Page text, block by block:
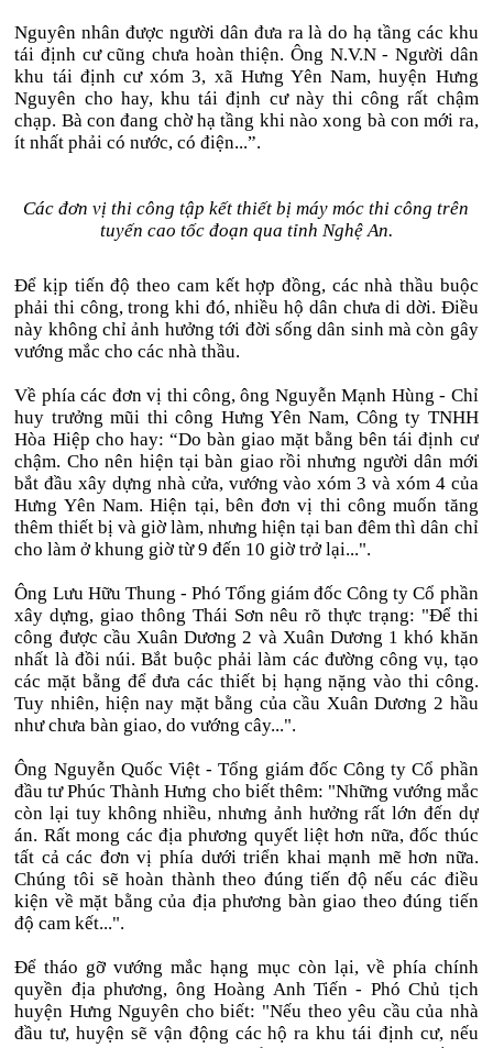
Nguyên nhân được người dân đưa ra là do hạ tầng các khu
tái định cư cũng chưa hoàn thiện. Ông N.V.N - Người dân
khu tái định cư xóm 3, xã Hưng Yên Nam, huyện Hưng
Nguyên cho hay, khu tái định cư này thi công rất chậm
chạp. Bà con đang chờ hạ tầng khi nào xong bà con mới ra,
ít nhất phải có nước, có điện...”.
Các đơn vị thi công tập kết thiết bị máy móc thi công trên
tuyến cao tốc đoạn qua tỉnh Nghệ An.
Để kịp tiến độ theo cam kết hợp đồng, các nhà thầu buộc
phải thi công, trong khi đó, nhiều hộ dân chưa di dời. Điều
này không chỉ ảnh hưởng tới đời sống dân sinh mà còn gây
vướng mắc cho các nhà thầu.
Về phía các đơn vị thi công, ông Nguyễn Mạnh Hùng - Chỉ
huy trưởng mũi thi công Hưng Yên Nam, Công ty TNHH
Hòa Hiệp cho hay: “Do bàn giao mặt bằng bên tái định cư
chậm. Cho nên hiện tại bàn giao rồi nhưng người dân mới
bắt đầu xây dựng nhà cửa, vướng vào xóm 3 và xóm 4 của
Hưng Yên Nam. Hiện tại, bên đơn vị thi công muốn tăng
thêm thiết bị và giờ làm, nhưng hiện tại ban đêm thì dân chỉ
cho làm ở khung giờ từ 9 đến 10 giờ trở lại...".
Ông Lưu Hữu Thung - Phó Tổng giám đốc Công ty Cổ phần
xây dựng, giao thông Thái Sơn nêu rõ thực trạng: "Để thi
công được cầu Xuân Dương 2 và Xuân Dương 1 khó khăn
nhất là đồi núi. Bắt buộc phải làm các đường công vụ, tạo
các mặt bằng để đưa các thiết bị hạng nặng vào thi công.
Tuy nhiên, hiện nay mặt bằng của cầu Xuân Dương 2 hầu
như chưa bàn giao, do vướng cây...".
Ông Nguyễn Quốc Việt - Tổng giám đốc Công ty Cổ phần
đầu tư Phúc Thành Hưng cho biết thêm: "Những vướng mắc
còn lại tuy không nhiều, nhưng ảnh hưởng rất lớn đến dự
án. Rất mong các địa phương quyết liệt hơn nữa, đốc thúc
tất cả các đơn vị phía dưới triển khai mạnh mẽ hơn nữa.
Chúng tôi sẽ hoàn thành theo đúng tiến độ nếu các điều
kiện về mặt bằng của địa phương bàn giao theo đúng tiến
độ cam kết...".
Để tháo gỡ vướng mắc hạng mục còn lại, về phía chính
quyền địa phương, ông Hoàng Anh Tiến - Phó Chủ tịch
huyện Hưng Nguyên cho biết: "Nếu theo yêu cầu của nhà
đầu tư, huyện sẽ vận động các hộ ra khu tái định cư, nếu